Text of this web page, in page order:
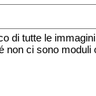
di tutte le
non ci sono moduli